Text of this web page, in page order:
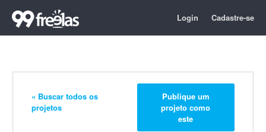
Login Cadastre-se
« Buscar todos os
projetos
Publique um
projeto como
este